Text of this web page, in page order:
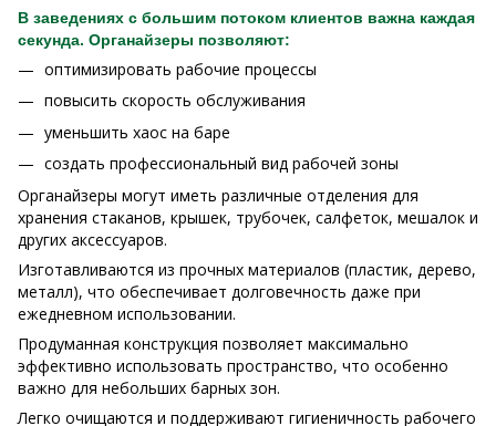
В заведениях с большим потоком клиентов важна каждая
секунда. Органайзеры позволяют:
оптимизировать рабочие процессы
повысить скорость обслуживания
уменьшить хаос на баре
создать профессиональный вид рабочей зоны
Органайзеры могут иметь различные отделения для
хранения стаканов, крышек, трубочек, салфеток, мешалок и
других аксессуаров.
Изготавливаются из прочных материалов (пластик, дерево,
металл), что обеспечивает долговечность даже при
ежедневном использовании.
Продуманная конструкция позволяет максимально
эффективно использовать пространство, что особенно
важно для небольших барных зон.
Легко очищаются и поддерживают гигиеничность рабочего